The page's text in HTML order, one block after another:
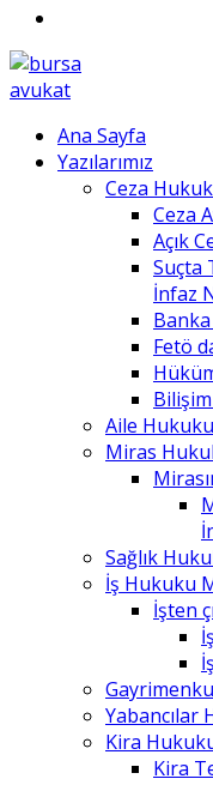
Ana Sayfa
Yazılarımız
Ceza
Ceza
Açık
Suçta
İnfaz
Banka
Fetö
Aile
Miras
Sağlık
İş Hukuku
İşten
Yabancılar
Kira
Kira